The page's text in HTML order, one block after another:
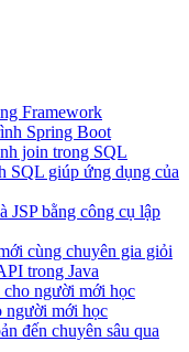
Framework
Spring Boot
join trong SQL
SQL giúp ứng dụng của
JSP bằng công cụ lập
cùng chuyên gia giỏi
trong Java
người mới học
người mới học
đến chuyên sâu qua